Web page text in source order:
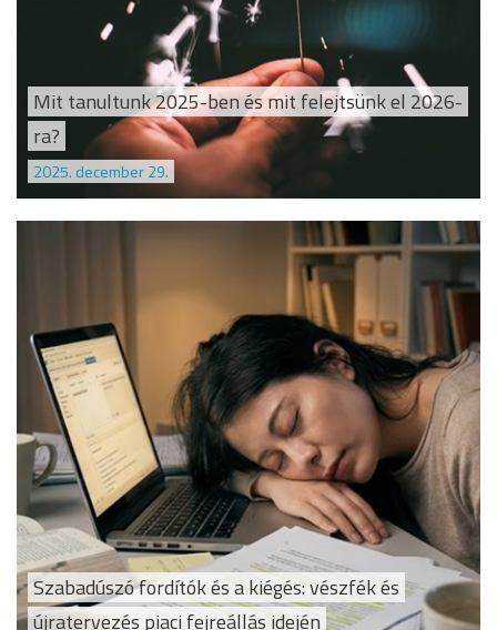
Mit tanultunk 2025-ben és mit felejtsünk el 2026-
ra?
2025. december 29.
Szabadúszó fordítók és a kiégés: vészfék és
újratervezés piaci fejreállás idején